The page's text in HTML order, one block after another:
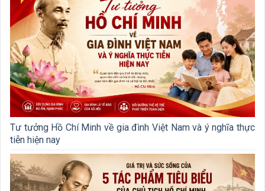
Tư tưởng Hồ Chí Minh về gia đình Việt Nam và ý nghĩa thực
tiễn hiện nay